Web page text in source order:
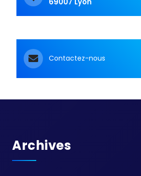
Contactez-nous
Archives